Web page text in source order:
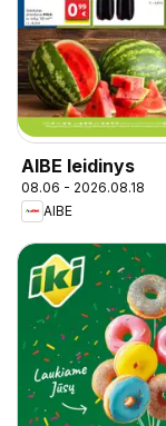
AIBE leidinys
08.06 - 2026.08.18
AIBE